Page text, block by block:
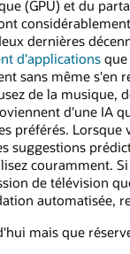
(GPU) et du
dernières
d'applications
sans même s'en
de la musique,
d'une IA
préférés. Lorsque
suggestions
couramment.
de télévision
automatisée,
mais que